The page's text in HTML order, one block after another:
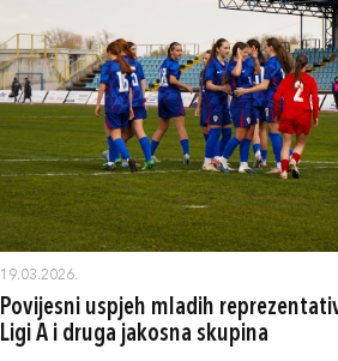
19.03.2026.
Povijesni uspjeh mladih
Ligi A i druga jakosna skupina